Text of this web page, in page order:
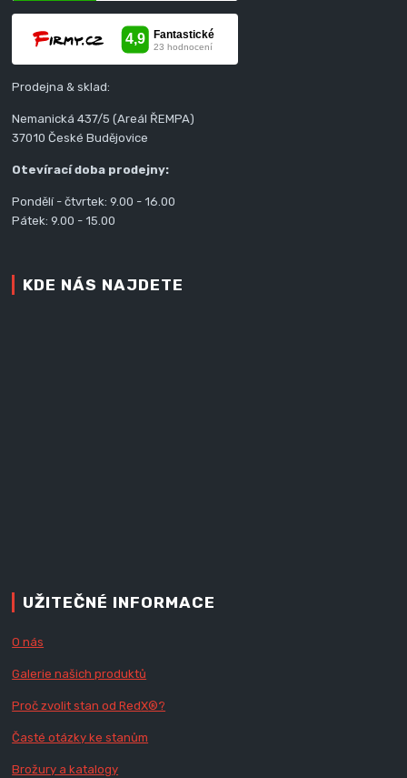
Prodejna & sklad:
Nemanická 437/5 (Areál ŘEMPA)
37010 České Budějovice
Otevírací doba prodejny:
Pondělí - čtvrtek: 9.00 - 16.00
Pátek: 9.00 - 15.00
KDE NÁS NAJDETE
UŽITEČNÉ INFORMACE
O nás
Galerie našich produktů
Proč zvolit stan od RedX®?
Časté otázky ke stanům
Brožury a katalogy